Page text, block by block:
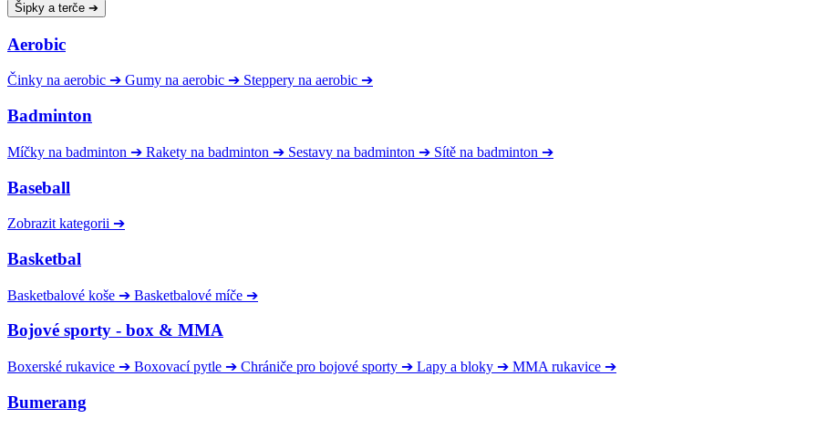
Šipky a terče ➔
Aerobic
Činky na aerobic ➔ Gumy na aerobic ➔ Steppery na aerobic ➔
Badminton
Míčky na badminton ➔ Rakety na badminton ➔ Sestavy na badminton ➔ Sítě na badminton ➔
Baseball
Zobrazit kategorii ➔
Basketbal
Basketbalové koše ➔ Basketbalové míče ➔
Bojové sporty - box & MMA
Boxerské rukavice ➔ Boxovací pytle ➔ Chrániče pro bojové sporty ➔ Lapy a bloky ➔ MMA rukavice ➔
Bumerang